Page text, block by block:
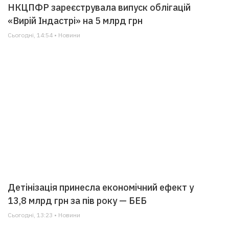
НКЦПФР зареєструвала випуск облігацій
«Вирій Індастрі» на 5 млрд грн
Сьогодні, 14:54 • Новини
Детінізація принесла економічний ефект у
13,8 млрд грн за пів року — БЕБ
Сьогодні, 13:23 • Новини